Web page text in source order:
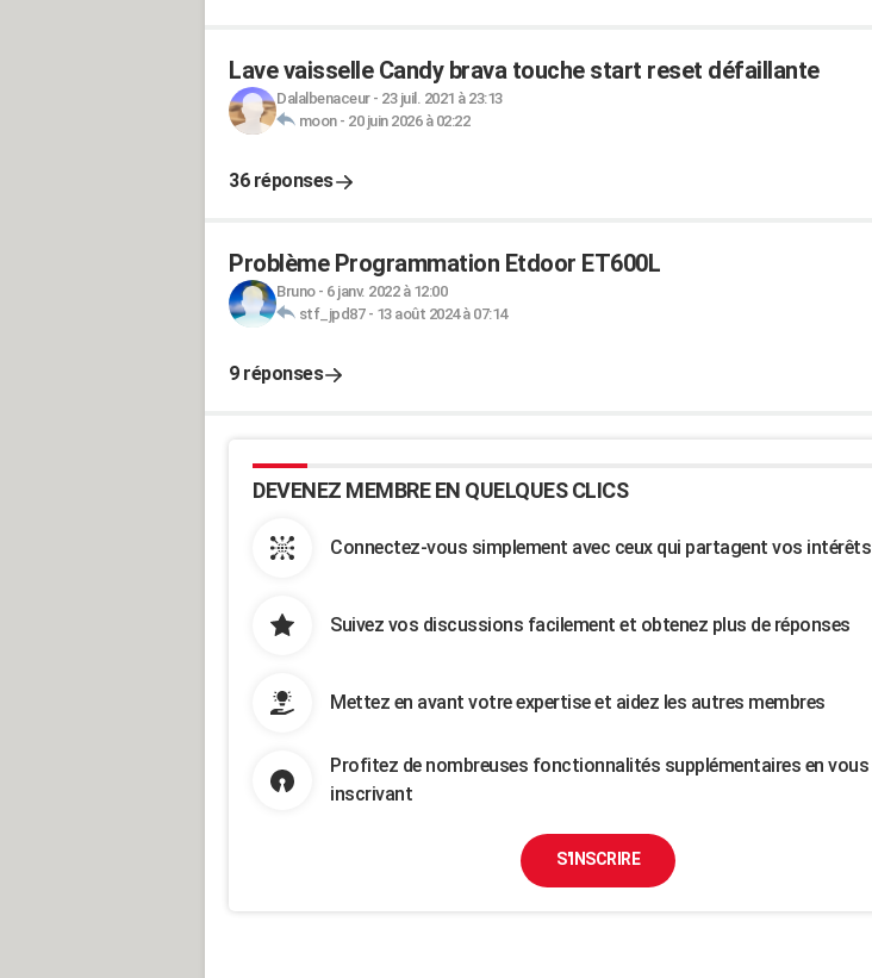
Lave vaisselle Candy brava touche start reset défaillante
Dalalbenaceur- 23 juil. 2021 à 23:13
moon- 20 juin 2026 à 02:22
36 réponses
Problème Programmation Etdoor ET600L
Bruno- 6 janv. 2022 à 12:00
stf_jpd87- 13 août 2024 à 07:14
9 réponses
DEVENEZ MEMBRE EN QUELQUES CLICS
Connectez-vous simplement avec ceux qui partagent vos intérêts
Suivez vos discussions facilement et obtenez plus de réponses
Mettez en avant votre expertise et aidez les autres membres
Profitez de nombreuses fonctionnalités supplémentaires en vous
inscrivant
S'INSCRIRE